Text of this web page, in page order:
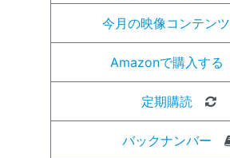
今月の映像コンテンツ
Amazonで購入する
定期購読
バックナンバー